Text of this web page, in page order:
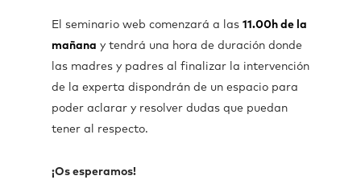
El seminario web comenzará a las 11.00h de la
mañana y tendrá una hora de duración donde
las madres y padres al finalizar la intervención
de la experta dispondrán de un espacio para
poder aclarar y resolver dudas que puedan
tener al respecto.
¡Os esperamos!